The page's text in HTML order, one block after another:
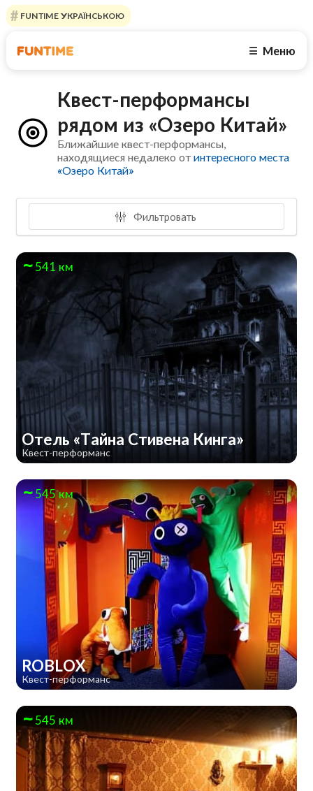
FUNTIME УКРАЇНСЬКОЮ
☰ Меню
Квест-перформансы
рядом из «Озеро Китай»
Ближайшие квест-перформансы,
находящиеся недалеко отинтересного места
«Озеро Китай»
Фильтровать
541 км
Отель «Тайна Стивена Кинга»
Квест-перформанс
545 км
ROBLOX
Квест-перформанс
545 км